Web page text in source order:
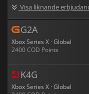
Visa liknande
G2A
Xbox Series X · Global
2400 COD Points
K4G
Xbox Series X · Global